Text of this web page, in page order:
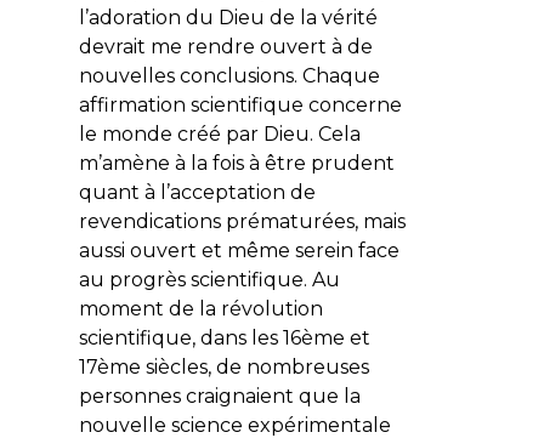
l’adoration du Dieu de la vérité
devrait me rendre ouvert à de
nouvelles conclusions. Chaque
affirmation scientifique concerne
le monde créé par Dieu. Cela
m’amène à la fois à être prudent
quant à l’acceptation de
revendications prématurées, mais
aussi ouvert et même serein face
au progrès scientifique. Au
moment de la révolution
scientifique, dans les 16ème et
17ème siècles, de nombreuses
personnes craignaient que la
nouvelle science expérimentale